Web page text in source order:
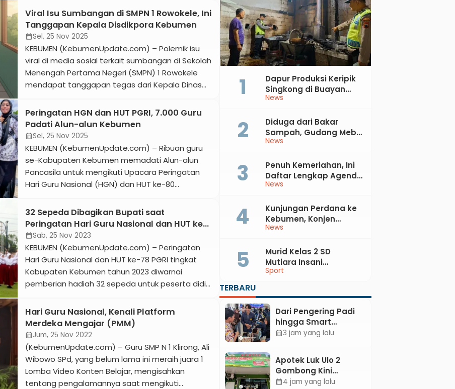
Viral Isu Sumbangan di SMPN 1 Rowokele, Ini
Tanggapan Kepala Disdikpora Kebumen
calendar_monthSel, 25 Nov 2025
KEBUMEN (KebumenUpdate.com) – Polemik isu
viral di media sosial terkait sumbangan di Sekolah
Menengah Pertama Negeri (SMPN) 1 Rowokele
mendapat tanggapan tegas dari Kepala Dinas
(Disdikpora) Kebumen, Agus Sunaryo. Agus
menegaskan bahwa prinsip pendidikan di
Kebumen harus bersifat inklusif, tanpa
memandang status sosial. Menanggapi isu yang
ramai di Instagram tersebut, Agus […]
Peringatan HGN dan HUT PGRI, 7.000 Guru
Padati Alun-alun Kebumen
calendar_monthSel, 25 Nov 2025
KEBUMEN (KebumenUpdate.com) – Ribuan guru
se-Kabupaten Kebumen memadati Alun-alun
Pancasila untuk mengikuti Upacara Peringatan
Hari Guru Nasional (HGN) dan HUT ke-80
2025, Selasa 25 November 2025. Lebih kurang
7.000 guru berpartisipasi dalam upacara
tersebut. Acara diawali dengan penampilan Tari
Sang Wijaya Kusuma dari SMPN 1 Buayan yang
mengisahkan Tan […]
32 Sepeda Dibagikan Bupati saat
Peringatan Hari Guru Nasional dan HUT ke-
78 PGRI
calendar_monthSab, 25 Nov 2023
KEBUMEN (KebumenUpdate.com) – Peringatan
Hari Guru Nasional dan HUT ke-78 PGRI tingkat
Kabupaten Kebumen tahun 2023 diwarnai
pemberian hadiah 32 sepeda untuk peserta didik
Berlangsung di halaman Pendopo Kabumian,
Sabtu 25 November 2023, hadir Bupati Kebumen
Arif Sugiyanto sebagai pembina upacara, Wakil
Bupati Ristawati Purwaningsih, forkopimda, sekda,
kepala OPD, pengurus […]
Hari Guru Nasional, Kenali Platform
Merdeka Mengajar (PMM)
calendar_monthJum, 25 Nov 2022
(KebumenUpdate.com) – Guru SMP N 1 Klirong, Ali
Wibowo SPd, yang belum lama ini meraih juara 1
Lomba Video Konten Belajar, mengisahkan
tentang pengalamannya saat mengikuti
News
Dapur Produksi Keripik
Singkong di Buayan
Terbakar, Kerugian
News
Diduga dari Bakar
Sampah, Gudang Mebel
di Petanahan Hangus
News
Penuh Kemeriahan, Ini
Daftar Lengkap Agenda
Peringatan HUT ke-81 RI
Kabupaten Kebumen
News
Kunjungan Perdana ke
Kebumen, Konjen
Australia Temui Bupati
Sport
Murid Kelas 2 SD
Mutiara Insani
Muhammadiyah
dan Perak di Kejurda
Tapak Suci Kebumen
2026
TERBARU
Dari Pengering Padi
hingga Smart
Parking: Mahasiswa
calendar_month3 jam yang lalu
Apotek Luk Ulo 2
Gombong Kini
Dilengkapi Layanan
calendar_month4 jam yang lalu